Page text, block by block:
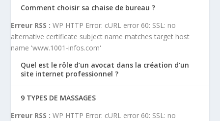
Comment choisir sa chaise de bureau ?
Erreur RSS : WP HTTP Error: cURL error 60: SSL: no
alternative certificate subject name matches target host
name 'www.1001-infos.com'
Quel est le rôle d’un avocat dans la création d’un
site internet professionnel ?
9 TYPES DE MASSAGES
Erreur RSS : WP HTTP Error: cURL error 60: SSL: no